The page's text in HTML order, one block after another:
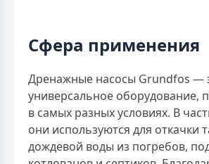
Сфера применения
Дренажные насосы Grundfos —
универсальное оборудование,
в самых разных условиях. В
они используются для откачки
дождевой воды из погребов,